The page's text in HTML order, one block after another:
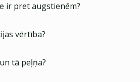
ir pret augstienēm?
vērtība?
tā peļņa?